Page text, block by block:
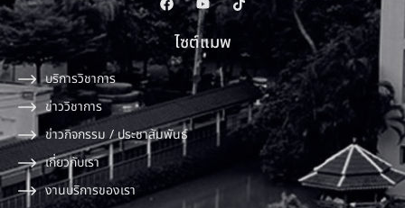
ไซต์แมพ
บริการวิชาการ
ข่าววิชาการ
ข่าวกิจกรรม / ประชาสัมพันธ์
เกี่ยวกับเรา
งานบริการของเรา